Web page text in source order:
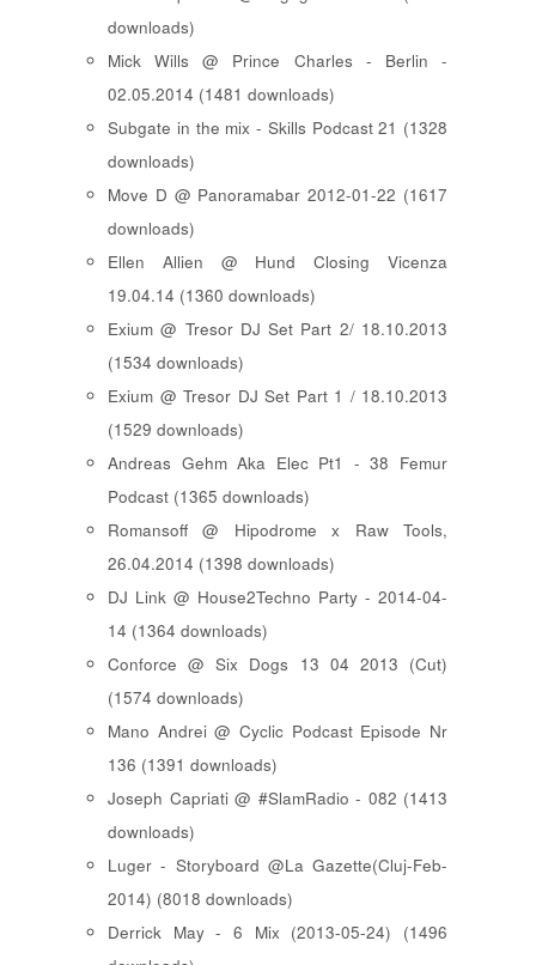
downloads)
Mick Wills @ Prince Charles - Berlin -
02.05.2014 (1481 downloads)
Subgate in the mix - Skills Podcast 21 (1328
downloads)
Move D @ Panoramabar 2012-01-22 (1617
downloads)
Ellen Allien @ Hund Closing Vicenza
19.04.14 (1360 downloads)
Exium @ Tresor DJ Set Part 2/ 18.10.2013
(1534 downloads)
Exium @ Tresor DJ Set Part 1 / 18.10.2013
(1529 downloads)
Andreas Gehm Aka Elec Pt1 - 38 Femur
Podcast (1365 downloads)
Romansoff @ Hipodrome x Raw Tools,
26.04.2014 (1398 downloads)
DJ Link @ House2Techno Party - 2014-04-
14 (1364 downloads)
Conforce @ Six Dogs 13 04 2013 (Cut)
(1574 downloads)
Mano Andrei @ Cyclic Podcast Episode Nr
136 (1391 downloads)
Joseph Capriati @ #SlamRadio - 082 (1413
downloads)
Luger - Storyboard @La Gazette(Cluj-Feb-
2014) (8018 downloads)
Derrick May - 6 Mix (2013-05-24) (1496